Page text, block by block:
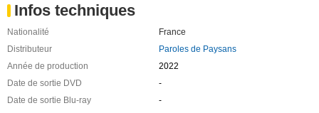
Infos techniques
Nationalité
France
Distributeur
Paroles de Paysans
Année de production
2022
Date de sortie DVD
-
Date de sortie Blu-ray
-